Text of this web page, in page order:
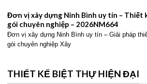
Đơn vị xây dựng Ninh Bình uy tín – Thiết
gói chuyên nghiệp – 2026NM664
Đơn vị xây dựng Ninh Bình uy tín – Giải pháp
gói chuyên nghiệp Xây
THIẾT KẾ BIỆT THỰ HIỆN ĐẠI